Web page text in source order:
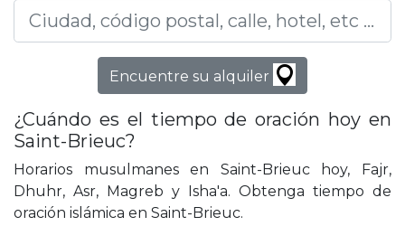
Encuentre su alquiler
¿Cuándo es el tiempo de oración hoy en
Saint-Brieuc?
Horarios musulmanes en Saint-Brieuc hoy, Fajr,
Dhuhr, Asr, Magreb y Isha'a. Obtenga tiempo de
oración islámica en Saint-Brieuc.